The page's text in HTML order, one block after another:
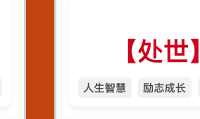
4
不要随便帮人_否则